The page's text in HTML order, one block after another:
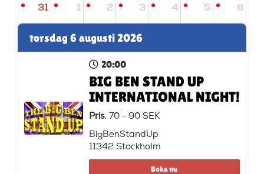
31 1 2 3 4 5 6
torsdag 6 augusti 2026
20:00
BIG BEN STAND UP
INTERNATIONAL NIGHT!
Pris: 70 - 90 SEK
BigBenStandUp
11342 Stockholm
Boka nu